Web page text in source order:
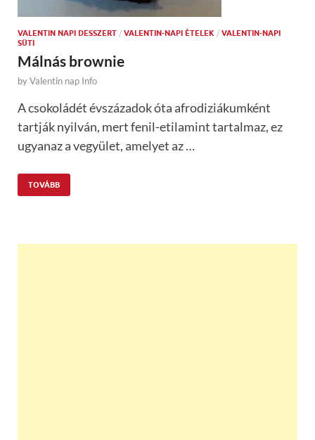
VALENTIN NAPI DESSZERT / VALENTIN-NAPI ÉTELEK / VALENTIN-NAPI
SÜTI
Málnás brownie
byValentin nap Info
A csokoládét évszázadok óta afrodiziákumként
tartják nyilván, mert fenil-etilamint tartalmaz, ez
ugyanaz a vegyület, amelyet az …
TOVÁBB